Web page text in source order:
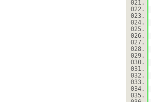
021.
022.
023.
024.
025.
026.
027.
028.
029.
030.
031.
032.
033.
034.
035.